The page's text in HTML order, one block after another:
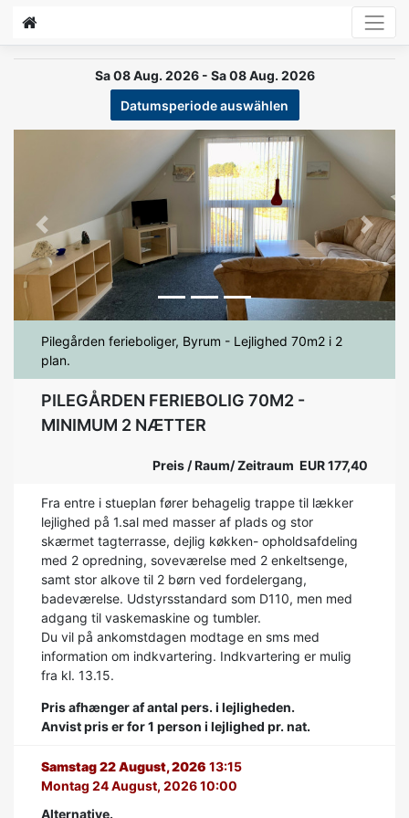
Sa 08 Aug. 2026 - Sa 08 Aug. 2026
Datumsperiode auswählen
Previous Next
Pilegården ferieboliger, Byrum - Lejlighed 70m2 i 2
plan.
PILEGÅRDEN FERIEBOLIG 70M2 -
MINIMUM 2 NÆTTER
Preis / Raum/ Zeitraum EUR 177,40
Fra entre i stueplan fører behagelig trappe til lækker
lejlighed på 1.sal med masser af plads og stor
skærmet tagterrasse, dejlig køkken- opholdsafdeling
med 2 opredning, soveværelse med 2 enkeltsenge,
samt stor alkove til 2 børn ved fordelergang,
badeværelse. Udstyrsstandard som D110, men med
adgang til vaskemaskine og tumbler.
Du vil på ankomstdagen modtage en sms med
information om indkvartering. Indkvartering er mulig
fra kl. 13.15.
Pris afhænger af antal pers. i lejligheden.
Anvist pris er for 1 person i lejlighed pr. nat.
Samstag 22 August, 2026 13:15
Montag 24 August, 2026 10:00
Alternative.